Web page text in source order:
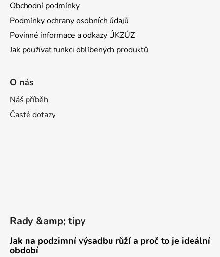
Obchodní podmínky
Podmínky ochrany osobních údajů
Povinné informace a odkazy ÚKZÚZ
Jak používat funkci oblíbených produktů
O nás
Náš příběh
Časté dotazy
Rady &amp; tipy
Jak na podzimní výsadbu růží a proč to je ideální
období